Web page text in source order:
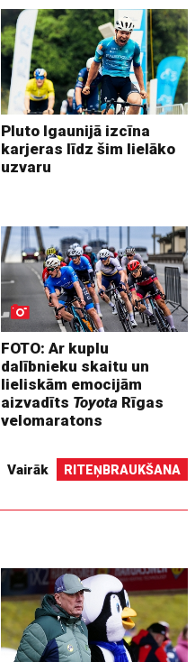
Pluto Igaunijā izcīna
karjeras līdz šim lielāko
uzvaru
FOTO: Ar kuplu
dalībnieku skaitu un
lieliskām emocijām
aizvadīts Toyota Rīgas
velomaratons
Vairāk RITEŅBRAUKŠANA